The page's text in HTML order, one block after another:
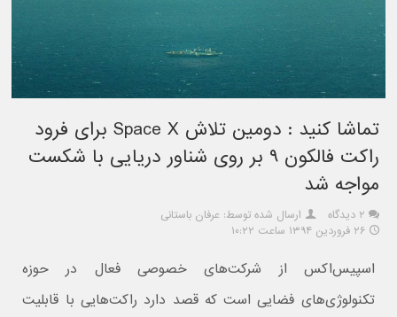
تماشا کنید : دومین تلاش Space X برای فرود
راکت فالکون ۹ بر روی شناور دریایی با شکست
مواجه شد
۲ دیدگاه
ارسال شده توسط: عرفان باستانی
۲۶ فروردین ۱۳۹۴ ساعت ۱۰:۲۲
اسپیس‌اکس از شرکت‌های خصوصی فعال در حوزه
تکنولوژی‌های فضایی است که قصد دارد راکت‌هایی با قابلیت